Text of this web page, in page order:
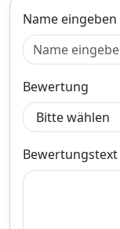
Name eingeben
Bewertung
Bewertungstext